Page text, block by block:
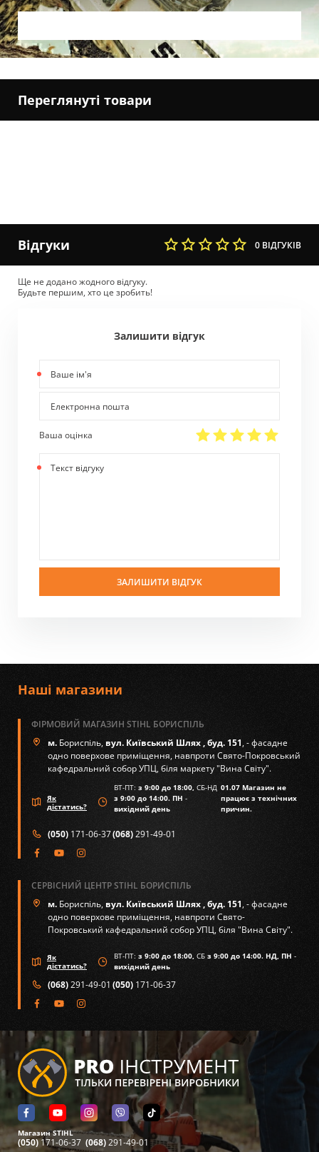
Переглянуті товари
Відгуки 0 ВІДГУКІВ
Ще не додано жодного відгуку.
Будьте першим, хто це зробить!
Залишити відгук
ім'я
пошта
Ваша оцінка
відгуку
ЗАЛИШИТИ ВІДГУК
Наші магазини
ФІРМОВИЙ МАГАЗИН STIHL БОРИСПІЛЬ
м. Бориспіль,вул. Київський Шлях , буд. 151, - фасадне
одно поверхове приміщення, навпроти Свято-Покровський
кафедральний собор УПЦ, біля маркету "Вина Світу".
Як
дістатись?
ВТ-ПТ: з 9:00 до 18:00, СБ-НД
з 9:00 до 14:00. ПН -
вихідний день
01.07 Магазин не
працює з технічних
причин.
(050) 171-06-37(068)291-49-01
СЕРВІСНИЙ ЦЕНТР STIHL БОРИСПІЛЬ
м. Бориспіль,вул. Київський Шлях , буд. 151, - фасадне
одно поверхове приміщення, навпроти Свято-
Покровський кафедральний собор УПЦ, біля "Вина Світу".
Як
дістатись?
ВТ-ПТ: з 9:00 до 18:00, СБ з 9:00 до 14:00. НД, ПН -
вихідний день
(068)291-49-01 (050) 171-06-37
Магазин STIHL
(050)171-06-37 (068)291-49-01